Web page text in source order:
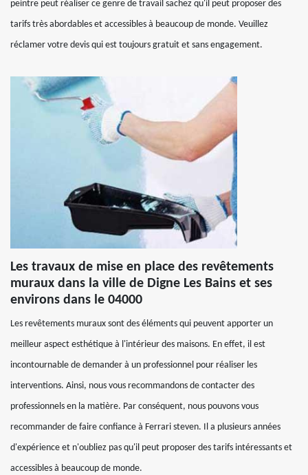
peintre peut réaliser ce genre de travail sachez qu'il peut proposer des
tarifs très abordables et accessibles à beaucoup de monde. Veuillez
réclamer votre devis qui est toujours gratuit et sans engagement.
Les travaux de mise en place des revêtements
muraux dans la ville de Digne Les Bains et ses
environs dans le 04000
Les revêtements muraux sont des éléments qui peuvent apporter un
meilleur aspect esthétique à l'intérieur des maisons. En effet, il est
incontournable de demander à un professionnel pour réaliser les
interventions. Ainsi, nous vous recommandons de contacter des
professionnels en la matière. Par conséquent, nous pouvons vous
recommander de faire confiance à Ferrari steven. Il a plusieurs années
d'expérience et n'oubliez pas qu'il peut proposer des tarifs intéressants et
accessibles à beaucoup de monde.